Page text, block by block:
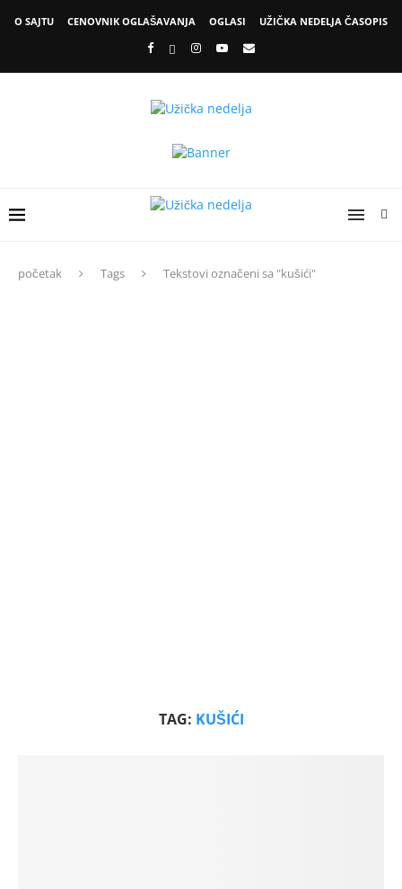
O SAJTU CENOVNIK OGLAŠAVANJA OGLASI UŽIČKA NEDELJA ČASOPIS
početak Tags Tekstovi označeni sa "kušići"
TAG: KUŠIĆI